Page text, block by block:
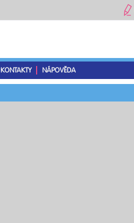
KONTAKTY NÁPOVĚDA